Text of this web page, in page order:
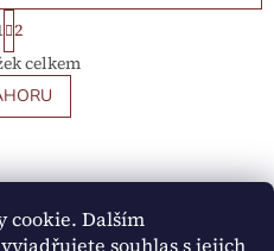
cookie. Dalším
souhlas s jejich
O
v
l
á
a
c
p
S
t
r
á
n
k
á
í
2
celkem